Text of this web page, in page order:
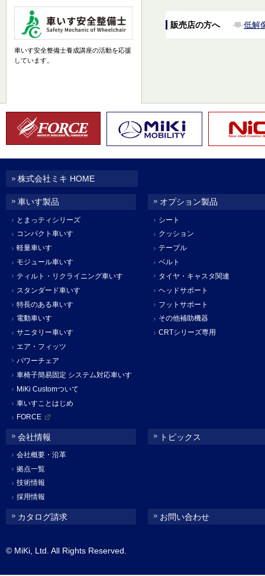
販売店の方へ 低解
車いす安全整備士養成講座の活動を応援
しています。
株式会社ミキ HOME
車いす製品
とまっティシリーズ
コンパクト車いす
軽量車いす
モジュール車いす
ティルト・リクライニング車いす
スタンダード車いす
特長のある車いす
電動車いす
サニタリー車いす
エア・フィッツ
パワーチェア
車椅子簡易固定 システム対応車いす
MiKi Customついて
車いすことはじめ
FORCE
オプション製品
シート
クッション
テーブル
ベルト
タイヤ・キャスタ関連
ヘッドサポート
フットサポート
その他補助機器
CRTシリーズ専用
会社情報
会社概要・沿革
拠点一覧
技術情報
採用情報
トピックス
カタログ請求 お問い合わせ
© MiKi, Ltd. All Rights Reserved.